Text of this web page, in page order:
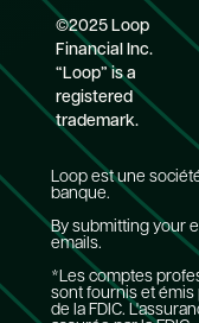
©2025 Loop
Financial Inc.
“Loop” is a
registered
trademark.
Loop est une
banque.
By submitting your
emails.
*Les comptes
sont fournis et émis
de la FDIC.